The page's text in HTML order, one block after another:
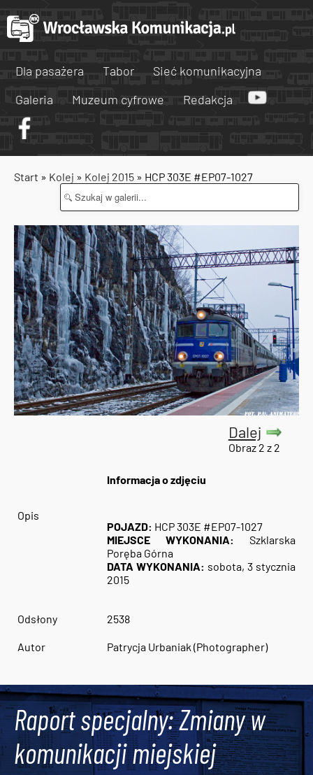
Dla pasażera Tabor
Sieć komunikacyjna
Galeria
Muzeum cyfrowe Redakcja
Start » Kolej » Kolej 2015 » HCP 303E #EP07-1027
Dalej
Obraz 2 z 2
Informacja o zdjęciu
Opis
POJAZD: HCP 303E #EP07-1027
MIEJSCE WYKONANIA:
Szklarska
Poręba Górna
DATA WYKONANIA: sobota, 3 stycznia
2015
Odsłony 2538
Autor Patrycja Urbaniak (Photographer)
Raport specjalny: Zmiany w
komunikacji miejskiej